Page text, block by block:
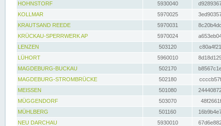
HOHNSTORF
5930040
KOLLMAR
5970025
KRAUTSAND REEDE
5970031
KRÜCKAU-SPERRWERK AP
5970024
LENZEN
503120
LÜHORT
5960010
MAGDEBURG-BUCKAU
502170
MAGDEBURG-STROMBRÜCKE
502180
MEISSEN
501080
MÜGGENDORF
503070
MÜHLBERG
501160
NEU DARCHAU
5930010